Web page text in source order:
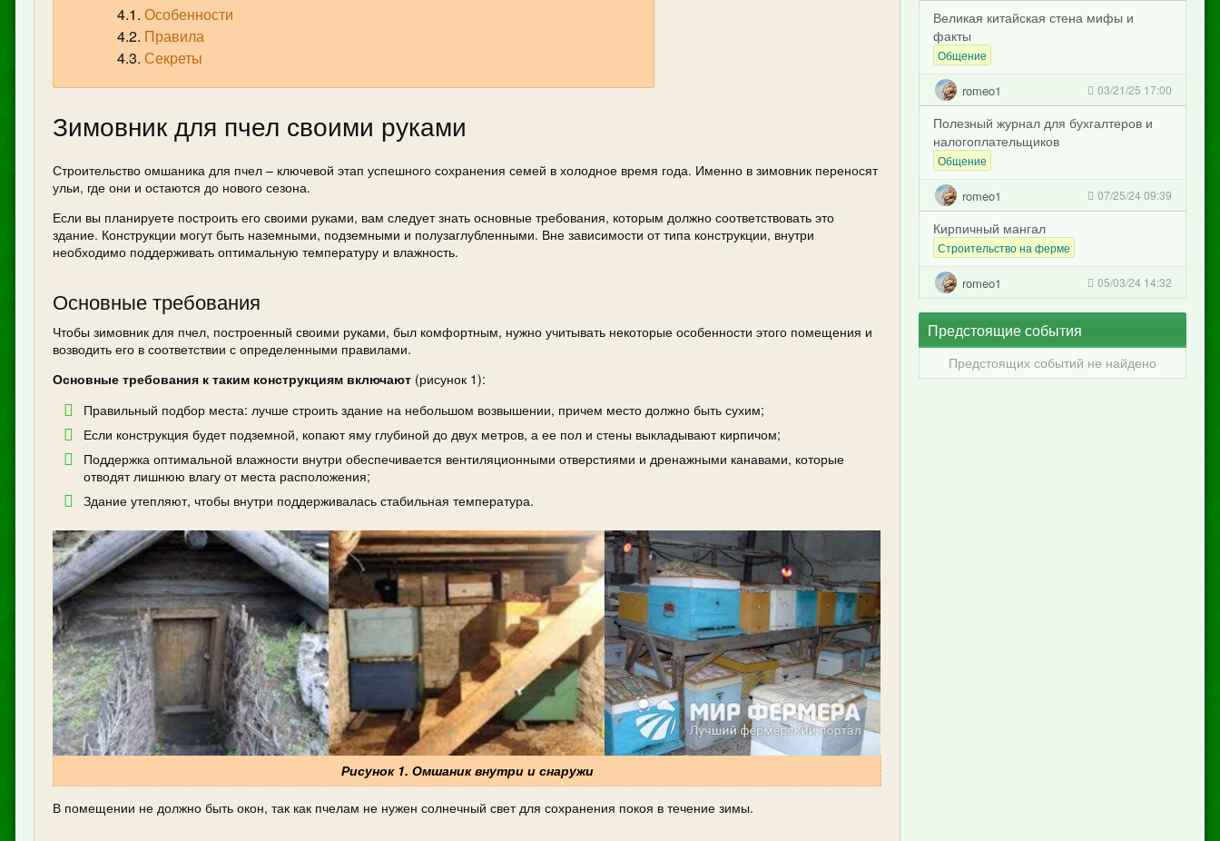
Особенности
Правила
Секреты
Зимовник для пчел своими руками
Строительство омшаника для пчел – ключевой этап успешного сохранения семей в холодное время года. Именно в зимовник переносят
ульи, где они и остаются до нового сезона.
Если вы планируете построить его своими руками, вам следует знать основные требования, которым должно соответствовать это
здание. Конструкции могут быть наземными, подземными и полузаглубленными. Вне зависимости от типа конструкции, внутри
необходимо поддерживать оптимальную температуру и влажность.
Основные требования
Чтобы зимовник для пчел, построенный своими руками, был комфортным, нужно учитывать некоторые особенности этого помещения и
возводить его в соответствии с определенными правилами.
Основные требования к таким конструкциям включают (рисунок 1):
Правильный подбор места: лучше строить здание на небольшом возвышении, причем место должно быть сухим;
Если конструкция будет подземной, копают яму глубиной до двух метров, а ее пол и стены выкладывают кирпичом;
Поддержка оптимальной влажности внутри обеспечивается вентиляционными отверстиями и дренажными канавами, которые
отводят лишнюю влагу от места расположения;
Здание утепляют, чтобы внутри поддерживалась стабильная температура.
Рисунок 1. Омшаник внутри и снаружи
В помещении не должно быть окон, так как пчелам не нужен солнечный свет для сохранения покоя в течение зимы.
Великая китайская стена мифы и
факты
Общение
romeo1 03/21/25 17:00
Полезный журнал для бухгалтеров и
налогоплательщиков
Общение
romeo1 07/25/24 09:39
Кирпичный мангал
Строительство на ферме
romeo1 05/03/24 14:32
Предстоящие события
Предстоящих событий не найдено